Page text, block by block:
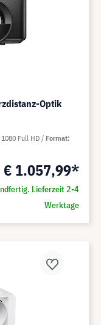
Optik
€ 1.057,99*
Lieferzeit 2-4
Werktage
Full HD
Format